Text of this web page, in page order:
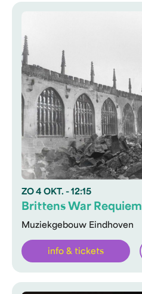
ZO 4 OKT. - 12:15
Muziekgebouw Eindhoven
Brittens War Requiem
info & tickets